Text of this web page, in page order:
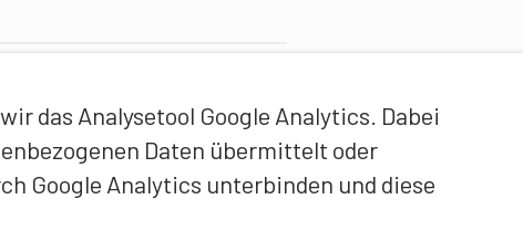
das Analysetool Google Analytics. Dabei
Daten übermittelt oder
Google Analytics unterbinden und diese
Eidgenössische Hochschule
für Sport Magglingen EHSM
Trainerbildung Schweiz